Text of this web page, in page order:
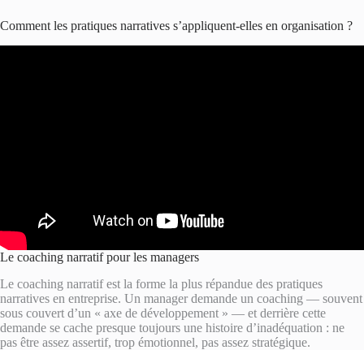
Comment les pratiques narratives s’appliquent-elles en organisation ?
Le coaching narratif pour les managers
Le coaching narratif est la forme la plus répandue des pratiques
narratives en entreprise. Un manager demande un coaching — souvent
sous couvert d’un « axe de développement » — et derrière cette
demande se cache presque toujours une histoire d’inadéquation : ne
pas être assez assertif, trop émotionnel, pas assez stratégique.